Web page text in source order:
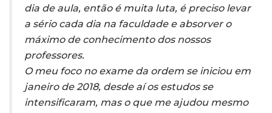
dia de aula, então é muita luta, é preciso levar
a sério cada dia na faculdade e absorver o
máximo de conhecimento dos nossos
professores.
O meu foco no exame da ordem se iniciou em
janeiro de 2018, desde aí os estudos se
intensificaram, mas o que me ajudou mesmo